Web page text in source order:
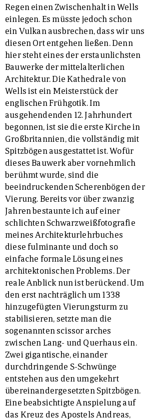
Regen einen Zwischenhalt in Wells
einlegen. Es müsste jedoch schon
ein Vulkan ausbrechen, dass wir uns
diesen Ort entgehen ließen. Denn
hier steht eines der erstaunlichsten
Bauwerke der mittelalterlichen
Architektur. Die Kathedrale von
Wells ist ein Meisterstück der
englischen Frühgotik. Im
ausgehendenden 12. Jahrhundert
begonnen, ist sie die erste Kirche in
Großbritannien, die vollständig mit
Spitzbögen ausgestattet ist. Wofür
dieses Bauwerk aber vornehmlich
berühmt wurde, sind die
beeindruckenden Scherenbögen der
Vierung. Bereits vor über zwanzig
Jahren bestaunte ich auf einer
schlichten Schwarzweißfotografie
meines Architekturlehrbuches
diese fulminante und doch so
einfache formale Lösung eines
architektonischen Problems. Der
reale Anblick nun ist berückend. Um
den erst nachträglich um 1338
hinzugefügten Vierungsturm zu
stabilisieren, setzte man die
sogenannten scissor arches
zwischen Lang- und Querhaus ein.
Zwei gigantische, einander
durchdringende S-Schwünge
entstehen aus den umgekehrt
übereinandergesetzten Spitzbögen.
Eine beabsichtigte Anspielung auf
das Kreuz des Apostels Andreas,